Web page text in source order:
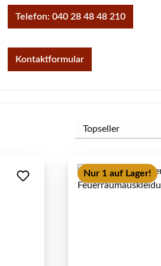
Telefon: 040 28 48 48 210
Kontaktformular
Nur 1 auf Lager!